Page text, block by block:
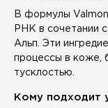
В формулы
РНК в сочетании
Альп. Эти
процессы в коже,
тусклостью.
Кому подходит